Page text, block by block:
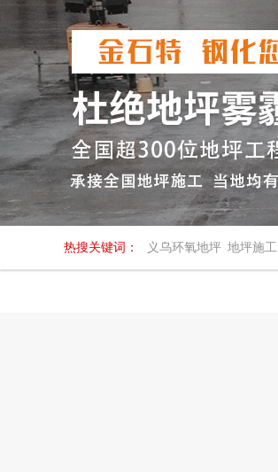
热搜关键词： 义乌环氧地坪 地坪施工